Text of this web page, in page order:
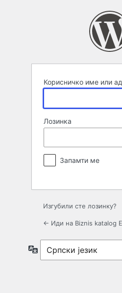
Корисничко име или
Лозинка
Запамти ме
Изгубили сте лозинку?
← Иди на Biznis katalog
Језик